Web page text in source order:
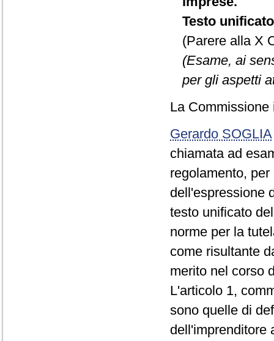
Testo
(Parere alla X
(Esame, ai
per gli aspetti
La
Gerardo SOGLIA
chiamata ad
regolamento,
dell'espressione
testo unificato
norme per la
come risultante
merito nel corso
L'articolo 1,
sono quelle di
dell'imprenditore